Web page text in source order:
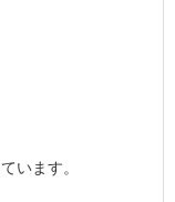
います。